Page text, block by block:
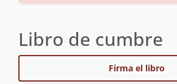
Libro de cumbre
Firma el libro